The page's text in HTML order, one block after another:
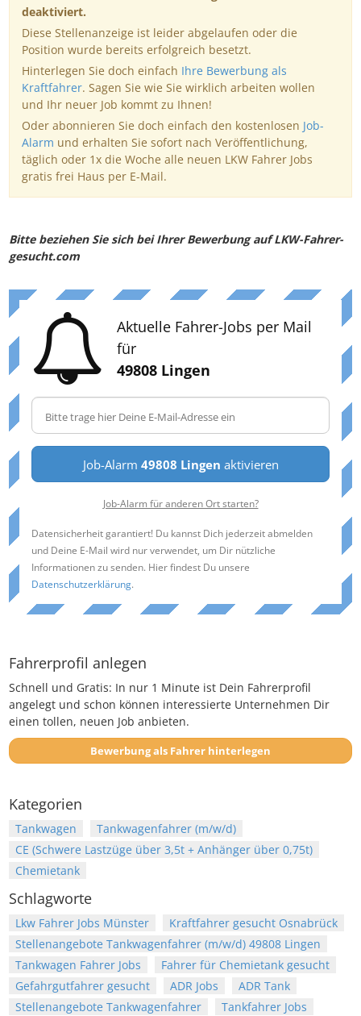
deaktiviert.
Diese Stellenanzeige ist leider abgelaufen oder die
Position wurde bereits erfolgreich besetzt.
Hinterlegen Sie doch einfach Ihre Bewerbung als
Kraftfahrer. Sagen Sie wie Sie wirklich arbeiten wollen
und Ihr neuer Job kommt zu Ihnen!
Oder abonnieren Sie doch einfach den kostenlosen Job-
Alarm und erhalten Sie sofort nach Veröffentlichung,
täglich oder 1x die Woche alle neuen LKW Fahrer Jobs
gratis frei Haus per E-Mail.
Bitte beziehen Sie sich bei Ihrer Bewerbung auf LKW-Fahrer-
gesucht.com
Aktuelle Fahrer-Jobs per Mail
für
49808 Lingen
Job-Alarm 49808 Lingen aktivieren
Job-Alarm für anderen Ort starten?
Datensicherheit garantiert! Du kannst Dich jederzeit abmelden
und Deine E-Mail wird nur verwendet, um Dir nützliche
Informationen zu senden. Hier findest Du unsere
Datenschutzerklärung.
Fahrerprofil anlegen
Schnell und Gratis: In nur 1 Minute ist Dein Fahrerprofil
angelegt und schon können interessierte Unternehmen Dir
einen tollen, neuen Job anbieten.
Bewerbung als Fahrer hinterlegen
Kategorien
Tankwagen
Tankwagenfahrer (m/w/d)
CE (Schwere Lastzüge über 3,5t + Anhänger über 0,75t)
Chemietank
Schlagworte
Lkw Fahrer Jobs Münster
Kraftfahrer gesucht Osnabrück
Stellenangebote Tankwagenfahrer (m/w/d) 49808 Lingen
Tankwagen Fahrer Jobs
Fahrer für Chemietank gesucht
Gefahrgutfahrer gesucht
ADR Jobs
ADR Tank
Stellenangebote Tankwagenfahrer
Tankfahrer Jobs